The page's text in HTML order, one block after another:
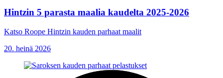
Hintzin 5 parasta maalia kaudelta 2025-2026
Katso Roope Hintzin kauden parhaat maalit
20. heinä 2026